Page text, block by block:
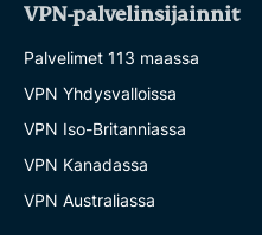
VPN-palvelinsijainnit
Palvelimet 113 maassa
VPN Yhdysvalloissa
VPN Iso-Britanniassa
VPN Kanadassa
VPN Australiassa